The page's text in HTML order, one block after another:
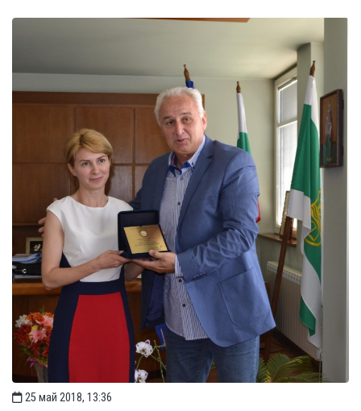
25 май 2018, 13:36